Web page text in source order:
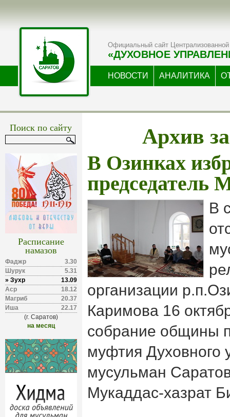
Официальный сайт Централизованной
«ДУХОВНОЕ
НОВОСТИ АНАЛИТИКА
Поиск по сайту
Расписание
намазов
Фаджр
3.30
Шурук
5.31
» Зухр
13.09
Аср
18.12
Магриб
20.37
Иша
22.17
(г. Саратов)
на месяц
Архив
В Озинках
председатель
В
организации
Каримова 16
собрание общины
муфтия Духовного
мусульман
Мукаддас-хазрат